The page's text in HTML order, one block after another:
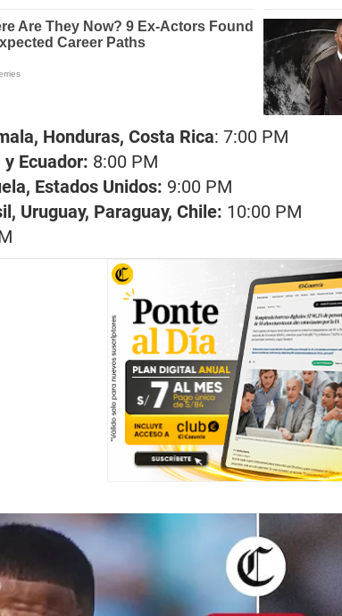
Honduras, Costa Rica: 7:00 PM
Ecuador: 8:00 PM
Estados Unidos: 9:00 PM
Uruguay, Paraguay, Chile: 10:00 PM